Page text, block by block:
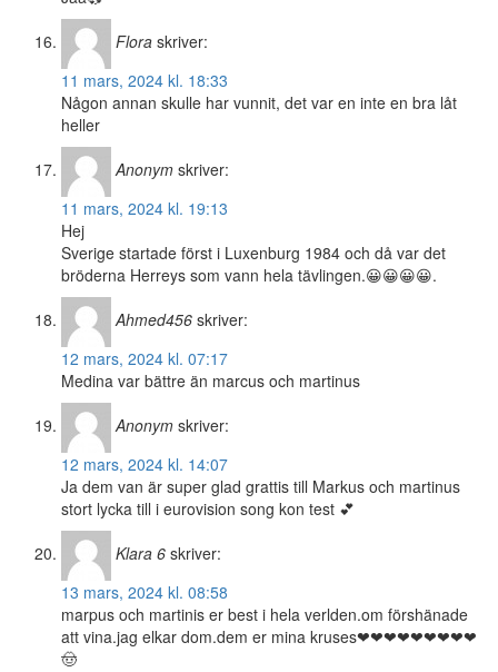
Flora skriver:
11 mars, 2024 kl. 18:33
Någon annan skulle har vunnit, det var en inte en bra låt
heller
Anonym skriver:
11 mars, 2024 kl. 19:13
Hej
Sverige startade först i Luxenburg 1984 och då var det
bröderna Herreys som vann hela tävlingen.😀😀😀😀.
Ahmed456 skriver:
12 mars, 2024 kl. 07:17
Medina var bättre än marcus och martinus
Anonym skriver:
12 mars, 2024 kl. 14:07
Ja dem van är super glad grattis till Markus och martinus
stort lycka till i eurovision song kon test 💕
Klara 6 skriver:
13 mars, 2024 kl. 08:58
marpus och martinis er best i hela verlden.om förshänade
att vina.jag elkar dom.dem er mina kruses❤❤❤❤❤❤❤❤❤
🤠